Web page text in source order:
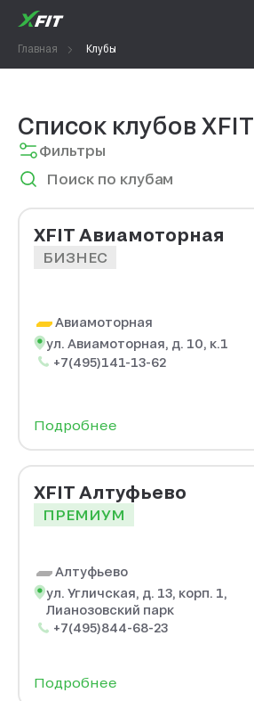
Главная Клубы
Список клубов XFIT
Фильтры
Поиск по клубам
XFIT Авиамоторная
БИЗНЕС
Авиамоторная
ул. Авиамоторная, д. 10, к.1
+7(495)141-13-62
Подробнее
XFIT Алтуфьево
ПРЕМИУМ
Алтуфьево
ул. Угличская, д. 13, корп. 1,
Лианозовский парк
+7(495)844-68-23
Подробнее